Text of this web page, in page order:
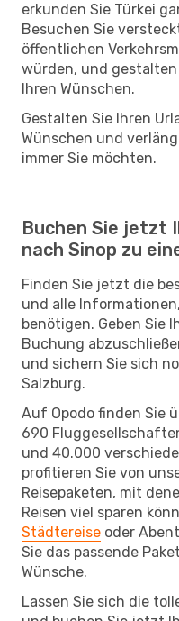
erkunden Sie Türkei
Besuchen Sie
öffentlichen
würden, und gestalten
Ihren Wünschen.
Gestalten Sie Ihren
Wünschen und
immer Sie möchten.
Buchen Sie jetzt
nach Sinop zu
Finden Sie jetzt die
und alle
benötigen. Geben Sie
Buchung
und sichern Sie sich
Salzburg.
Auf Opodo finden Sie
690
und 40.000
profitieren Sie von
Reisepaketen, mit
Reisen viel sparen
Städtereise oder
Sie das passende
Wünsche.
Lassen Sie sich die